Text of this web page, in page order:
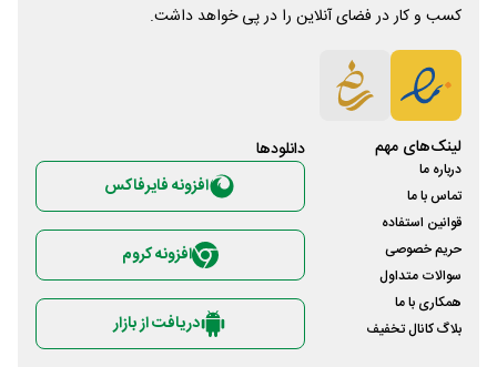
کسب و کار در فضای آنلاین را در پی خواهد داشت.
لینک‌های مهم
درباره ما
تماس با ما
قوانین استفاده
حریم خصوصی
سوالات متداول
همکاری با ما
بلاگ کانال تخفیف
دانلود‌ها
افزونه فایرفاکس
افزونه کروم
دریافت از بازار